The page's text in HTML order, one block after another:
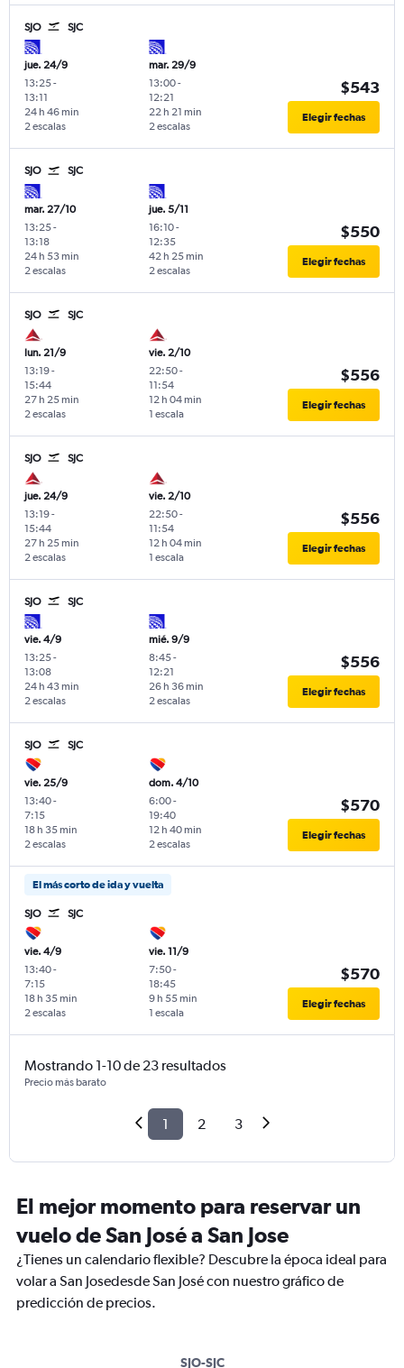
SJO SJC
jue. 24/9
13:25-
13:11
2 escalas
24 h 46 min
mar. 29/9
13:00-
12:21
2 escalas
22 h 21 min
$543
Elegir fechas
SJO SJC
mar. 27/10
13:25-
13:18
2 escalas
24 h 53 min
jue. 5/11
16:10-
12:35
2 escalas
42 h 25 min
$550
Elegir fechas
SJO SJC
lun. 21/9
13:19-
15:44
2 escalas
27 h 25 min
vie. 2/10
22:50-
11:54
1 escala
12 h 04 min
$556
Elegir fechas
SJO SJC
jue. 24/9
13:19-
15:44
2 escalas
27 h 25 min
vie. 2/10
22:50-
11:54
1 escala
12 h 04 min
$556
Elegir fechas
SJO SJC
vie. 4/9
13:25-
13:08
2 escalas
24 h 43 min
mié. 9/9
8:45-
12:21
2 escalas
26 h 36 min
$556
Elegir fechas
SJO SJC
vie. 25/9
13:40-
7:15
2 escalas
18 h 35 min
dom. 4/10
6:00-
19:40
2 escalas
12 h 40 min
$570
Elegir fechas
El más corto de ida y vuelta
SJO SJC
vie. 4/9
13:40-
7:15
2 escalas
18 h 35 min
vie. 11/9
7:50-
18:45
1 escala
9 h 55 min
$570
Elegir fechas
Mostrando 1-10 de 23 resultados
Precio más barato
1 2 3
El mejor momento para reservar un
vuelo de San José a San Jose
¿Tienes un calendario flexible? Descubre la época ideal para
volar a San Josedesde San José con nuestro gráfico de
predicción de precios.
SJO-SJC